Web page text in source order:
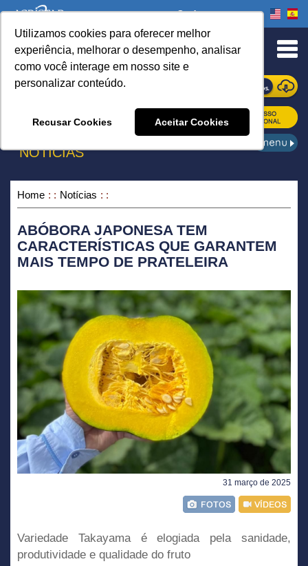
Utilizamos cookies para oferecer melhor
experiência, melhorar o desempenho, analisar
como você interage em nosso site e
personalizar conteúdo.
Recusar Cookies Aceitar Cookies
to Content
Onde comprar
ONDE COMPRAR
NOTÍCIAS
Home Notícias
ABÓBORA JAPONESA TEM
CARACTERÍSTICAS QUE GARANTEM
MAIS TEMPO DE PRATELEIRA
31 março de 2025
Variedade Takayama é elogiada pela sanidade,
produtividade e qualidade do fruto